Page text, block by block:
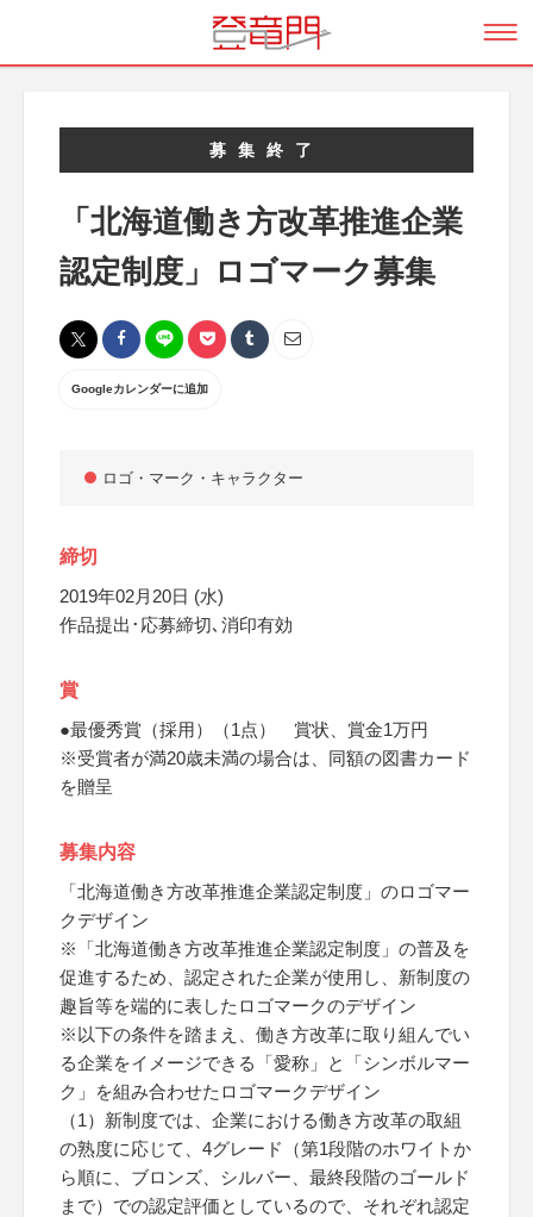
募集終了
「北海道働き方改革推進企業
認定制度」ロゴマーク募集
Googleカレンダーに追加
ロゴ・マーク・キャラクター
締切
2019年02月20日 (水)
作品提出･応募締切､消印有効
賞
●最優秀賞（採用）（1点） 賞状、賞金1万円
※受賞者が満20歳未満の場合は、同額の図書カード
を贈呈
募集内容
「北海道働き方改革推進企業認定制度」のロゴマー
クデザイン
※「北海道働き方改革推進企業認定制度」の普及を
促進するため、認定された企業が使用し、新制度の
趣旨等を端的に表したロゴマークのデザイン
※以下の条件を踏まえ、働き方改革に取り組んでい
る企業をイメージできる「愛称」と「シンボルマー
ク」を組み合わせたロゴマークデザイン
（1）新制度では、企業における働き方改革の取組
の熟度に応じて、4グレード（第1段階のホワイトか
ら順に、ブロンズ、シルバー、最終段階のゴールド
まで）での認定評価としているので、それぞれ認定